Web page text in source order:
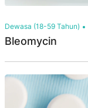
Dewasa (18-59 Tahun)
Bleomycin